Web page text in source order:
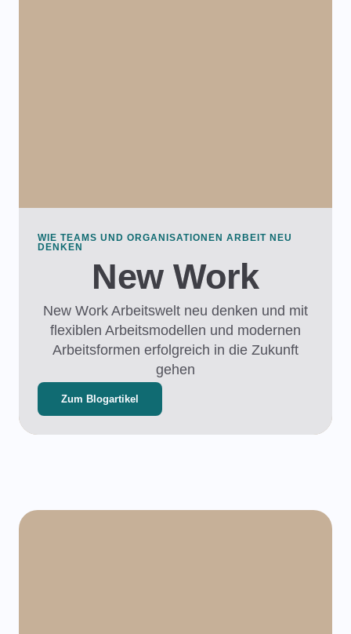
WIE TEAMS UND ORGANISATIONEN ARBEIT NEU
DENKEN
New Work​
New Work Arbeitswelt neu denken und mit
flexiblen Arbeitsmodellen und modernen
Arbeitsformen erfolgreich in die Zukunft
gehen
Zum Blogartikel